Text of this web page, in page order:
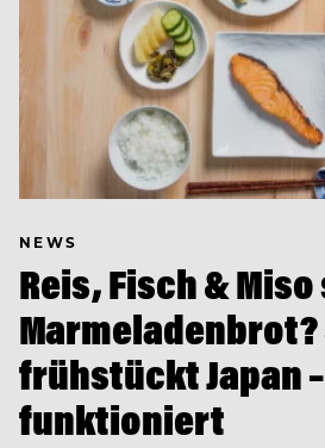
NEWS
Reis, Fisch &
Marmeladenbrot?
frühstückt Japan
funktioniert